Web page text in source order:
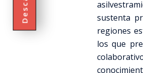
sustenta
regiones
los que